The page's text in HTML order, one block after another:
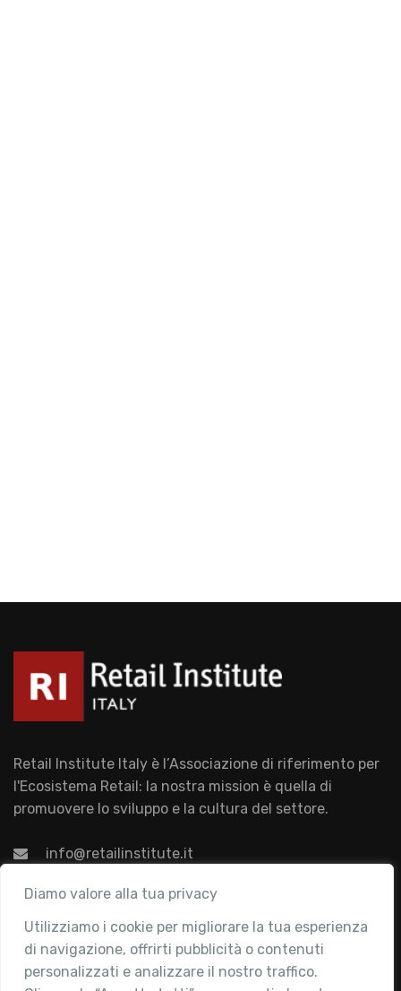
Diamo valore alla tua privacy
Utilizziamo i cookie per migliorare la tua esperienza
di navigazione, offrirti pubblicità o contenuti
personalizzati e analizzare il nostro traffico.
Retail Institute Italy è l’Associazione di riferimento per
l'Ecosistema Retail: la nostra mission è quella di
promuovere lo sviluppo e la cultura del settore.
info@retailinstitute.it
Associazione
Chi siamo
Attività
Contatti